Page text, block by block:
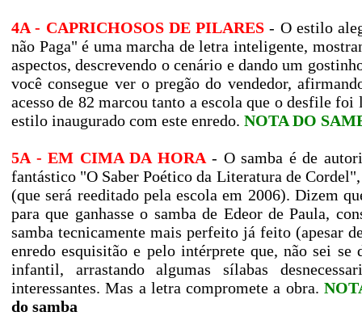
4A - CAPRICHOSOS DE PILARES - O estilo
não Paga" é uma marcha de letra inteligente,
aspectos, descrevendo o cenário e dando um
você consegue ver o pregão do vendedor,
acesso de 82 marcou tanto a escola que o desfile
estilo inaugurado com este enredo. NOTA DO
5A - EM CIMA DA HORA- O samba é de
fantástico "O Saber Poético da Literatura de
(que será reeditado pela escola em 2006). Dizem
para que ganhasse o samba de Edeor de Paula,
samba tecnicamente mais perfeito já feito (apesar
enredo esquisitão e pelo intérprete que, não sei
infantil, arrastando algumas sílabas
interessantes. Mas a letra compromete a obra.
do samba